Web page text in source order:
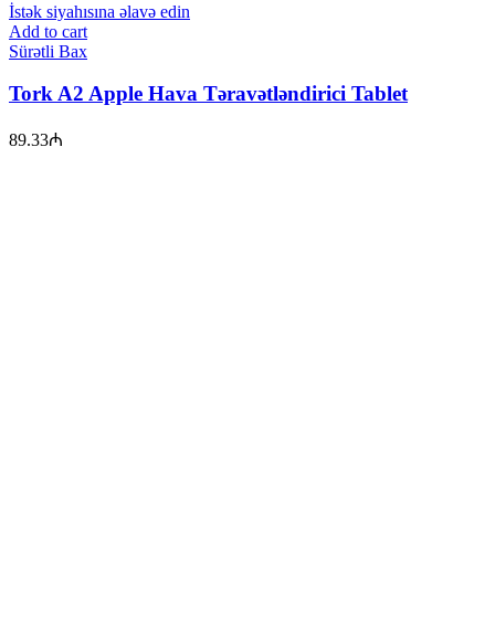
İstək siyahısına əlavə edin
Add to cart
Sürətli Bax
Tork A2 Apple Hava Təravətləndirici Tablet
89.33₼